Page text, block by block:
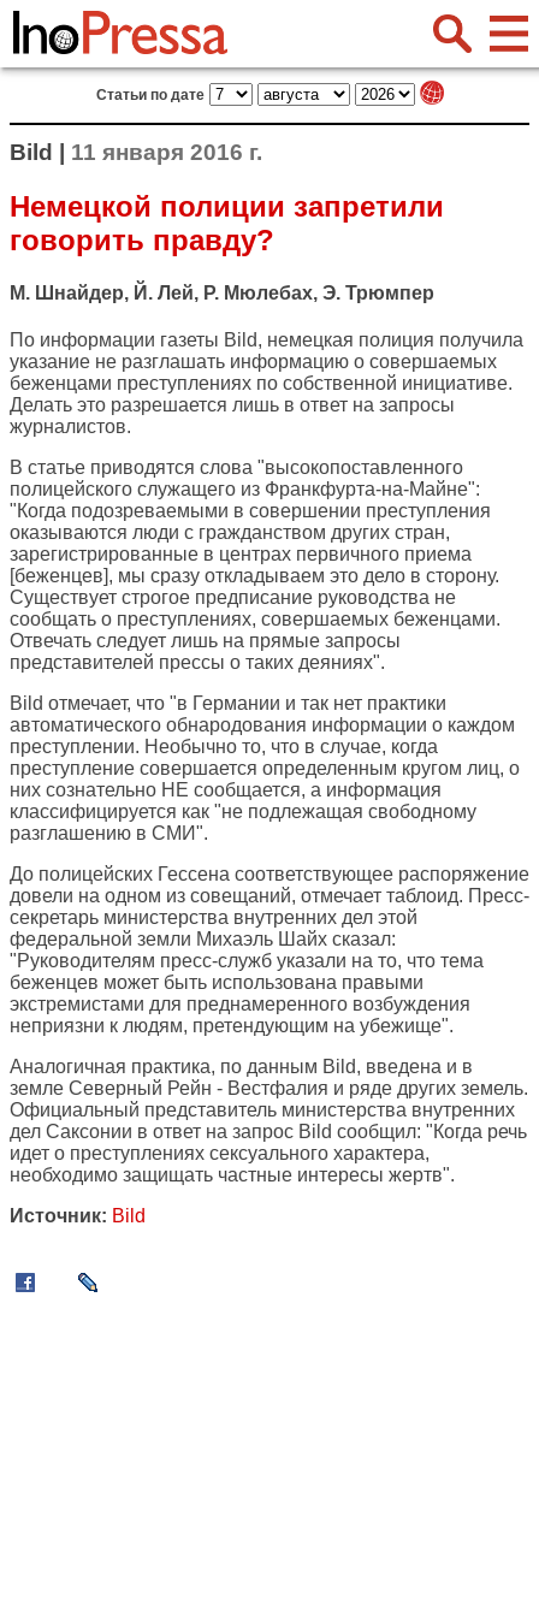
Статьи по дате
Bild | 11 января 2016 г.
Немецкой полиции запретили
говорить правду?
М. Шнайдер, Й. Лей, Р. Мюлебах, Э. Трюмпер
По информации газеты Bild, немецкая полиция получила
указание не разглашать информацию о совершаемых
беженцами преступлениях по собственной инициативе.
Делать это разрешается лишь в ответ на запросы
журналистов.
В статье приводятся слова "высокопоставленного
полицейского служащего из Франкфурта-на-Майне":
"Когда подозреваемыми в совершении преступления
оказываются люди с гражданством других стран,
зарегистрированные в центрах первичного приема
[беженцев], мы сразу откладываем это дело в сторону.
Существует строгое предписание руководства не
сообщать о преступлениях, совершаемых беженцами.
Отвечать следует лишь на прямые запросы
представителей прессы о таких деяниях".
Bild отмечает, что "в Германии и так нет практики
автоматического обнародования информации о каждом
преступлении. Необычно то, что в случае, когда
преступление совершается определенным кругом лиц, о
них сознательно НЕ сообщается, а информация
классифицируется как "не подлежащая свободному
разглашению в СМИ".
До полицейских Гессена соответствующее распоряжение
довели на одном из совещаний, отмечает таблоид. Пресс-
секретарь министерства внутренних дел этой
федеральной земли Михаэль Шайх сказал:
"Руководителям пресс-служб указали на то, что тема
беженцев может быть использована правыми
экстремистами для преднамеренного возбуждения
неприязни к людям, претендующим на убежище".
Аналогичная практика, по данным Bild, введена и в
земле Северный Рейн - Вестфалия и ряде других земель.
Официальный представитель министерства внутренних
дел Саксонии в ответ на запрос Bild сообщил: "Когда речь
идет о преступлениях сексуального характера,
необходимо защищать частные интересы жертв".
Источник: Bild